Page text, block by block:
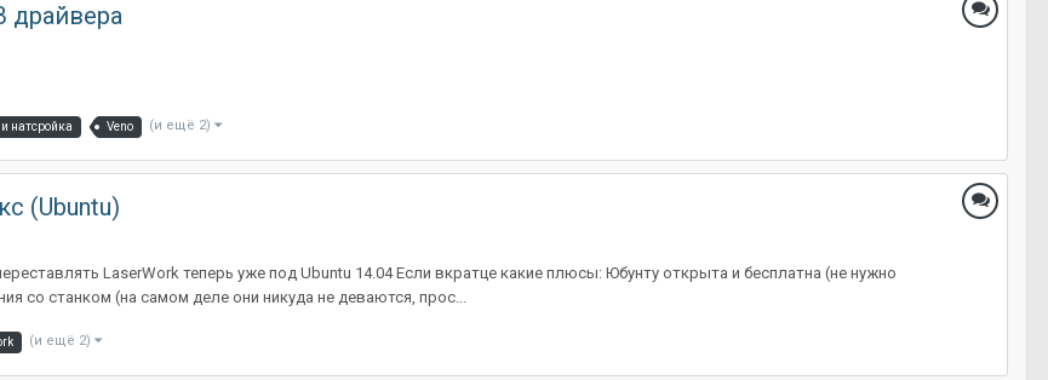
драйвера
натсройка Veno (и ещё 2)
(Ubuntu)
LaserWork теперь уже под Ubuntu 14.04 Если вкратце какие плюсы: Юбунту открыта и бесплатна (не нужно
со станком (на самом деле они никуда не деваются, прос...
(и ещё 2)